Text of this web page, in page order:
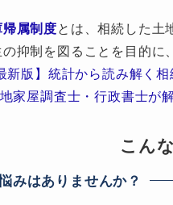
属制度とは、相続した土
抑制を図ることを目的に
新版】統計から読み解く
家屋調査士・行政書士が解
こん
みはありませんか？